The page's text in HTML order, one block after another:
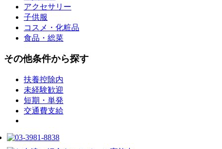
アクセサリー
子供服
コスメ・化粧品
食品・総菜
その他条件から探す
扶養控除内
未経験歓迎
短期・単発
交通費支給